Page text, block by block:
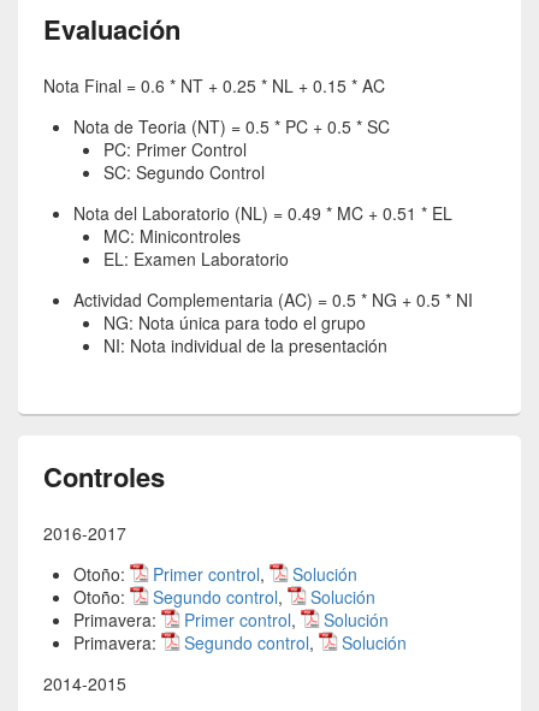
Evaluación
Nota Final = 0.6 * NT + 0.25 * NL + 0.15 * AC
Nota de Teoria (NT) = 0.5 * PC + 0.5 * SC
PC: Primer Control
SC: Segundo Control
Nota del Laboratorio (NL) = 0.49 * MC + 0.51 * EL
MC: Minicontroles
EL: Examen Laboratorio
Actividad Complementaria (AC) = 0.5 * NG + 0.5 * NI
NG: Nota única para todo el grupo
NI: Nota individual de la presentación
Controles
2016-2017
Otoño:
Primer control,
Solución
Otoño:
Segundo control,
Solución
Primavera:
Primer control,
Solución
Primavera:
Segundo control,
Solución
2014-2015